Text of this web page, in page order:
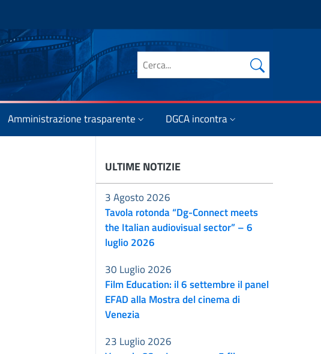
Cerca nel sito
Amministrazione trasparente DGCA incontra
ULTIME NOTIZIE
Tavola rotonda “Dg-Connect meets
the Italian audiovisual sector” – 6
luglio 2026
3 Agosto 2026
Film Education: il 6 settembre il panel
EFAD alla Mostra del cinema di
Venezia
30 Luglio 2026
23 Luglio 2026